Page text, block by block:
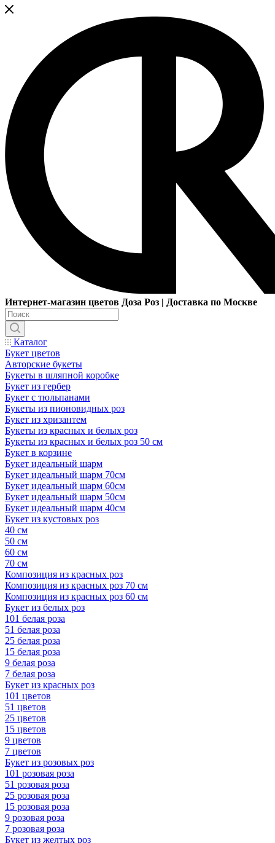
Интернет-магазин цветов Доза Роз | Доставка по Москве
Каталог
Букет цветов
Авторские букеты
Букеты в шляпной коробке
Букет из гербер
Букет с тюльпанами
Букеты из пионовидных роз
Букет из хризантем
Букеты из красных и белых роз
Букеты из красных и белых роз 50 см
Букет в корзине
Букет идеальный шарм
Букет идеальный шарм 70см
Букет идеальный шарм 60см
Букет идеальный шарм 50см
Букет идеальный шарм 40см
Букет из кустовых роз
40 см
50 см
60 см
70 см
Композиция из красных роз
Композиция из красных роз 70 см
Композиция из красных роз 60 см
Букет из белых роз
101 белая роза
51 белая роза
25 белая роза
15 белая роза
9 белая роза
7 белая роза
Букет из красных роз
101 цветов
51 цветов
25 цветов
15 цветов
9 цветов
7 цветов
Букет из розовых роз
101 розовая роза
51 розовая роза
25 розовая роза
15 розовая роза
9 розовая роза
7 розовая роза
Букет из желтых роз